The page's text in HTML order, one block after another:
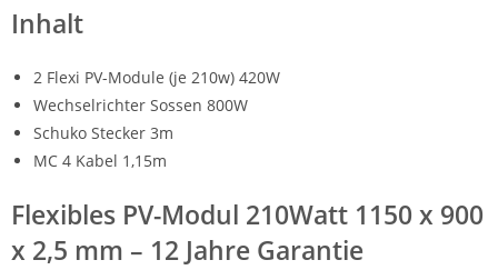
Inhalt
2 Flexi PV-Module (je 210w) 420W
Wechselrichter Sossen 800W
Schuko Stecker 3m
MC 4 Kabel 1,15m
Flexibles PV-Modul 210Watt 1150 x 900
x 2,5 mm – 12 Jahre Garantie